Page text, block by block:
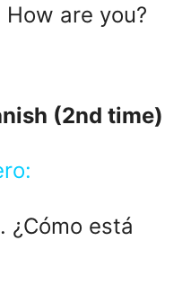
are you?
(2nd time)
¿Cómo está